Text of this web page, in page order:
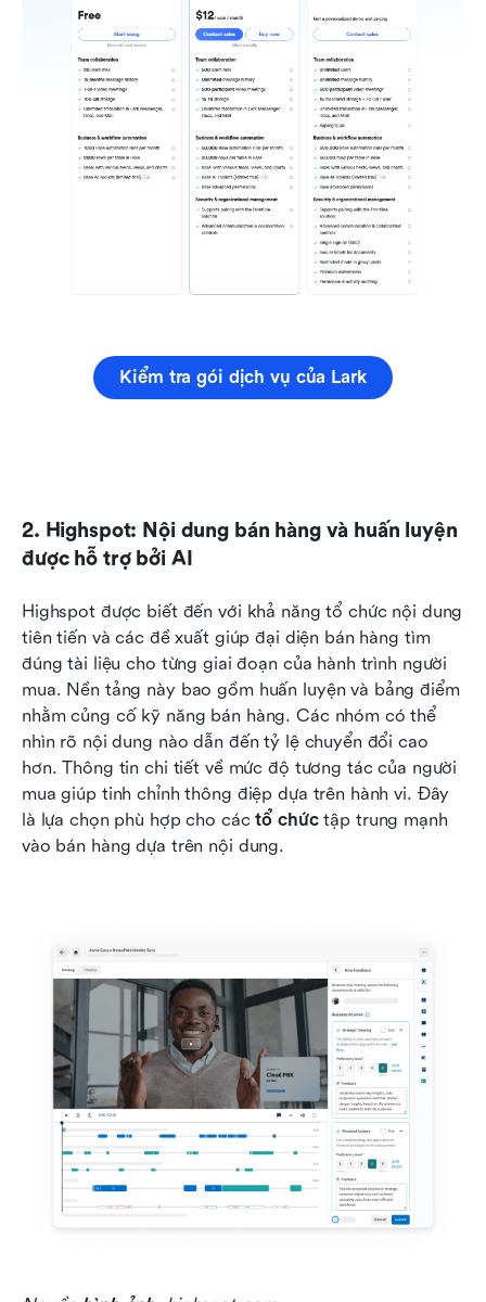
Kiểm tra gói dịch vụ của Lark
2. Highspot: Nội dung bán hàng và huấn luyện
được hỗ trợ bởi AI
Highspot được biết đến với khả năng tổ chức nội dung
tiên tiến và các đề xuất giúp đại diện bán hàng tìm
đúng tài liệu cho từng giai đoạn của hành trình người
mua. Nền tảng này bao gồm huấn luyện và bảng điểm
nhằm củng cố kỹ năng bán hàng. Các nhóm có thể
nhìn rõ nội dung nào dẫn đến tỷ lệ chuyển đổi cao
hơn. Thông tin chi tiết về mức độ tương tác của người
mua giúp tinh chỉnh thông điệp dựa trên hành vi. Đây
là lựa chọn phù hợp cho các tổ chức tập trung mạnh
vào bán hàng dựa trên nội dung.